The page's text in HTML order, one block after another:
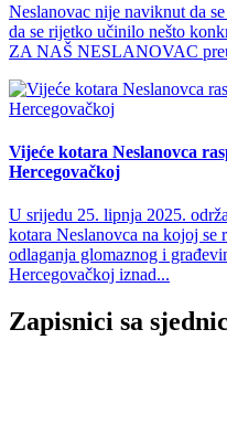
Neslanovac nije naviknut da
da se rijetko učinilo nešto
ZA NAŠ NESLANOVAC
Vijeće kotara Neslanovca
Hercegovačkoj
U srijedu 25. lipnja 2025.
kotara Neslanovca na kojoj se
odlaganja glomaznog i
Hercegovačkoj iznad...
Zapisnici sa